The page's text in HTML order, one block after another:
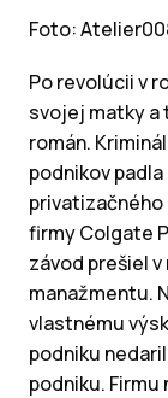
Foto:
Po revolúcii v
svojej matky a
román.
podnikov
firmy Colgate
závod prešiel
manažmentu.
vlastnému
podniku
podniku. Firmu